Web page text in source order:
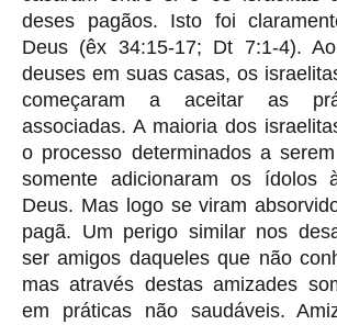
deses pagãos. Isto foi
Deus (êx 34:15-17; Dt 7:1-4).
deuses em suas casas, os
começaram a aceitar as
associadas. A maioria dos
o processo determinados a
somente adicionaram os ídolos
Deus. Mas logo se viram
pagã. Um perigo similar nos
ser amigos daqueles que não
mas através destas amizades
em práticas não saudáveis.